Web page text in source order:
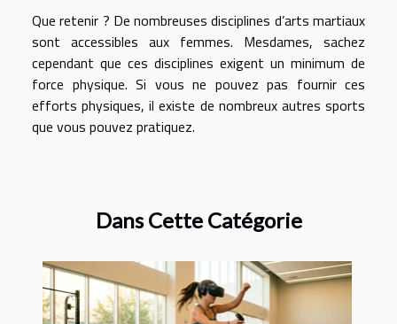
Que retenir ? De nombreuses disciplines d’arts martiaux
sont accessibles aux femmes. Mesdames, sachez
cependant que ces disciplines exigent un minimum de
force physique. Si vous ne pouvez pas fournir ces
efforts physiques, il existe de nombreux autres sports
que vous pouvez pratiquez.
Dans Cette Catégorie